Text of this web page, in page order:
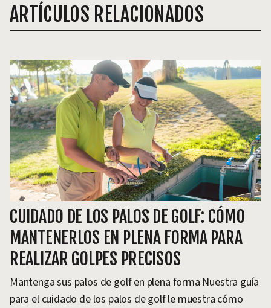
ARTÍCULOS RELACIONADOS
CUIDADO DE LOS PALOS DE GOLF: CÓMO
MANTENERLOS EN PLENA FORMA PARA
REALIZAR GOLPES PRECISOS
Mantenga sus palos de golf en plena forma Nuestra guía
para el cuidado de los palos de golf le muestra cómo